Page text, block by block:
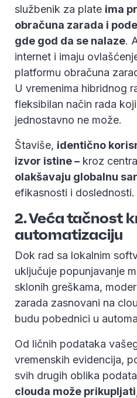
službenik za plate ima
obračuna zarada i
gde god da se nalaze.
internet i imaju
platformu obračuna
U vremenima hibridnog
fleksibilan način rada
jednostavno ne može.
Štaviše, identično
izvor istine – kroz
olakšavaju globalnu
efikasnosti i doslednosti.
2. Veća tačnost
automatizaciju
Dok rad sa lokalnim
uključuje popunjavanje
sklonih greškama,
zarada zasnovani na
budu pobednici u
Od ličnih podataka
vremenskih evidencija,
svih drugih oblika
clouda može